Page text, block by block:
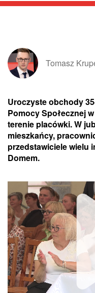
Tomasz
Uroczyste obchody
Pomocy Społecznej
terenie placówki. W
mieszkańcy,
przedstawiciele wielu
Domem.